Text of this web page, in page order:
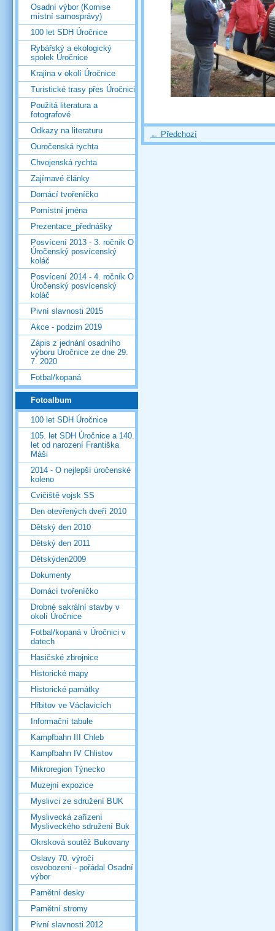
← Předchozí
Osadní výbor (Komise
místní samosprávy)
100 let SDH Úročnice
Rybářský a ekologický
spolek Úročnice
Krajina v okolí Úročnice
Turistické trasy přes Úročnici
Použitá literatura a
fotografové
Odkazy na literaturu
Ouročenská rychta
Chvojenská rychta
Zajímavé články
Domácí tvořeníčko
Pomístní jména
Prezentace_přednášky
Posvícení 2013 - 3. ročník O
Úročenský posvícenský
koláč
Posvícení 2014 - 4. ročník O
Úročenský posvícenský
koláč
Pivní slavnosti 2015
Akce - podzim 2019
Zápis z jednání osadního
výboru Úročnice ze dne 29.
7. 2020
Fotbal/kopaná
Fotoalbum
100 let SDH Úročnice
105. let SDH Úročnice a 140.
let od narození Františka
Máši
2014 - O nejlepší úročenské
koleno
Cvičiště vojsk SS
Den otevřených dveří 2010
Dětský den 2010
Dětský den 2011
Dětskýden2009
Dokumenty
Domácí tvořeníčko
Drobné sakrální stavby v
okolí Úročnice
Fotbal/kopaná v Úročnici v
datech
Hasičské zbrojnice
Historické mapy
Historické památky
Hřbitov ve Václavicích
Informační tabule
Kampfbahn III Chleb
Kampfbahn IV Chlistov
Mikroregion Týnecko
Muzejní expozice
Myslivci ze sdružení BUK
Myslivecká zařízení
Mysliveckého sdružení Buk
Okrsková soutěž Bukovany
Oslavy 70. výročí
osvobození - pořádal Osadní
výbor
Pamětní desky
Pamětní stromy
Pivní slavnosti 2012